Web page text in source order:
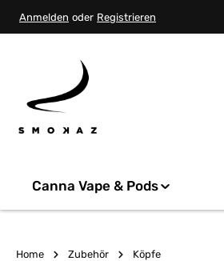
Zur Hauptnavigation springen
Anmelden oder Registrieren
Canna Vape & Pods
Home Zubehör Köpfe